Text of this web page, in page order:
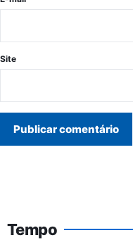
Site
Tempo